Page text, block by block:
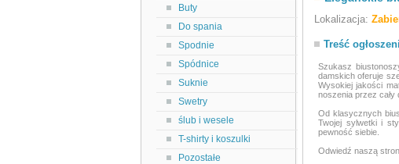
Buty
Do spania
Spodnie
Spódnice
Suknie
Swetry
ślub i wesele
T-shirty i koszulki
Pozostałe
Lokalizacja:
Treść
Szukasz
damskich oferuje
Wysokiej jakości
noszenia przez cały
Od klasycznych
Twojej sylwetki i
pewność siebie.
Odwiedź naszą